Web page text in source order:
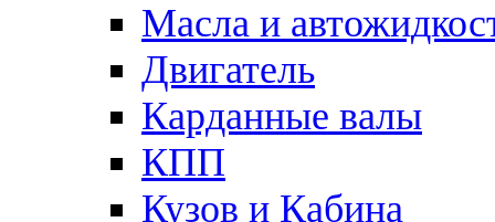
Масла и
Двигатель
Карданные валы
КПП
Кузов и Кабина